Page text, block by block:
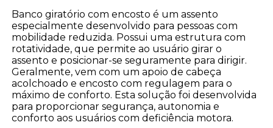
Banco giratório com encosto é um assento
especialmente desenvolvido para pessoas com
mobilidade reduzida. Possui uma estrutura com
rotatividade, que permite ao usuário girar o
assento e posicionar-se seguramente para dirigir.
Geralmente, vem com um apoio de cabeça
acolchoado e encosto com regulagem para o
máximo de conforto. Esta solução foi desenvolvida
para proporcionar segurança, autonomia e
conforto aos usuários com deficiência motora.